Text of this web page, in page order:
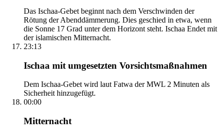
Das Ischaa-Gebet beginnt nach dem Verschwinden der
Rötung der Abenddämmerung. Dies geschied in etwa, wenn
die Sonne 17 Grad unter dem Horizont steht. Ischaa Endet mit
der islamischen Mitternacht.
23:13
Ischaa mit umgesetzten Vorsichtsmaßnahmen
Dem Ischaa-Gebet wird laut Fatwa der MWL 2 Minuten als
Sicherheit hinzugefügt.
00:00
Mitternacht